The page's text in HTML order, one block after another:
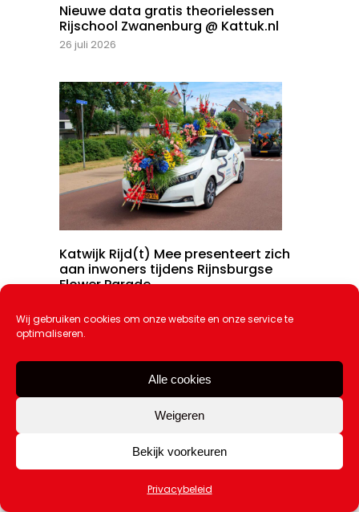
Wij gebruiken cookies om onze website en onze service te
optimaliseren.
Alle cookies
Weigeren
Bekijk voorkeuren
Privacybeleid
Nieuwe data gratis theorielessen
Rijschool Zwanenburg @ Kattuk.nl
26 juli 2026
Katwijk Rijd(t) Mee presenteert zich
aan inwoners tijdens Rijnsburgse
Flower Parade